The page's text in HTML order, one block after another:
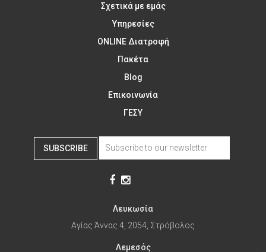
Σχετικά με εμάς
Υπηρεσίες
ONLINE Διατροφή
Πακέτα
Blog
Επικοινωνία
ΓΕΣΥ
SUBSCRIBE
Λευκωσία
Αγίας Άννας 4, 2054, Στρόβολος
Λεμεσός